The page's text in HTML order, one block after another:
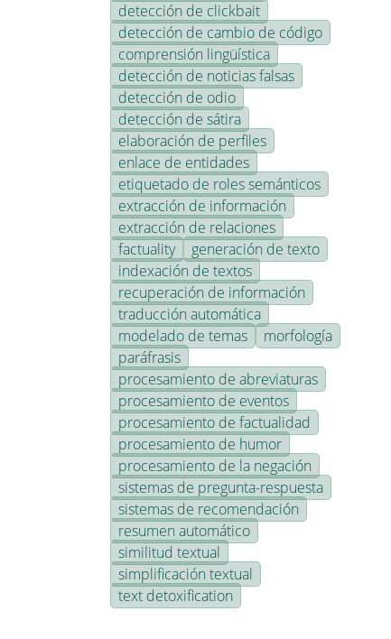
detección de clickbait
detección de cambio de código
comprensión lingüística
detección de noticias falsas
detección de odio
detección de sátira
elaboración de perfiles
enlace de entidades
etiquetado de roles semánticos
extracción de información
extracción de relaciones
factuality
generación de texto
indexación de textos
recuperación de información
traducción automática
modelado de temas
morfología
paráfrasis
procesamiento de abreviaturas
procesamiento de eventos
procesamiento de factualidad
procesamiento de humor
procesamiento de la negación
sistemas de pregunta-respuesta
sistemas de recomendación
resumen automático
similitud textual
simplificación textual
text detoxification